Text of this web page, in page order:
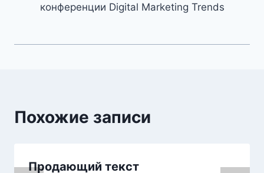
конференции Digital Marketing Trends
Похожие записи
Продающий текст